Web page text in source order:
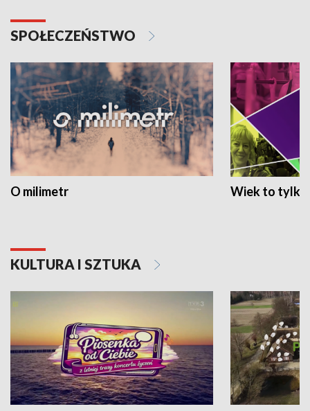
SPOŁECZEŃSTWO
O milimetr Wiek to tylko
KULTURA I SZTUKA